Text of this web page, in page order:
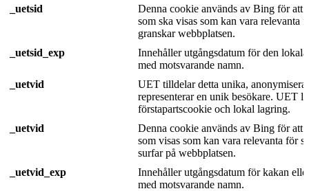
_uetsid
Denna cookie används av Bing för att
som ska visas som kan vara relevanta
granskar webbplatsen.
_uetsid_exp
Innehåller utgångsdatum för den
med motsvarande namn.
_uetvid
UET tilldelar detta unika,
representerar en unik besökare. UET
förstapartscookie och lokal lagring.
_uetvid
Denna cookie används av Bing för att
som visas som kan vara relevanta för
surfar på webbplatsen.
_uetvid_exp
Innehåller utgångsdatum för kakan
med motsvarande namn.